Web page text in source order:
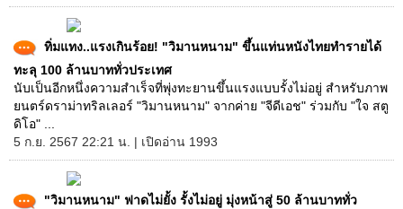
ทิ่มแทง..แรงเกินร้อย! "วิมานหนาม" ขึ้นแท่นหนังไทยทำรายได้
ทะลุ 100 ล้านบาททั่วประเทศ
นับเป็นอีกหนึ่งความสำเร็จที่พุ่งทะยานขึ้นแรงแบบรั้งไม่อยู่ สำหรับภาพ
ยนตร์ดราม่าทริลเลอร์ "วิมานหนาม" จากค่าย "จีดีเอช" ร่วมกับ "ใจ สตู
ดิโอ" ...
5 ก.ย. 2567 22:21 น. | เปิดอ่าน 1993
"วิมานหนาม" ฟาดไม่ยั้ง รั้งไม่อยู่ มุ่งหน้าสู่ 50 ล้านบาททั่ว